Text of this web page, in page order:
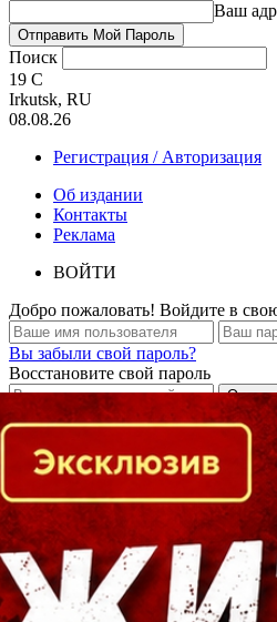
Ваш
Поиск
19 C
Irkutsk, RU
08.08.26
Регистрация / Авторизация
Об издании
Контакты
Реклама
ВОЙТИ
Добро пожаловать! Войдите в
Вы забыли свой пароль?
Восстановите свой пароль
Кто есть кто в Байкальском